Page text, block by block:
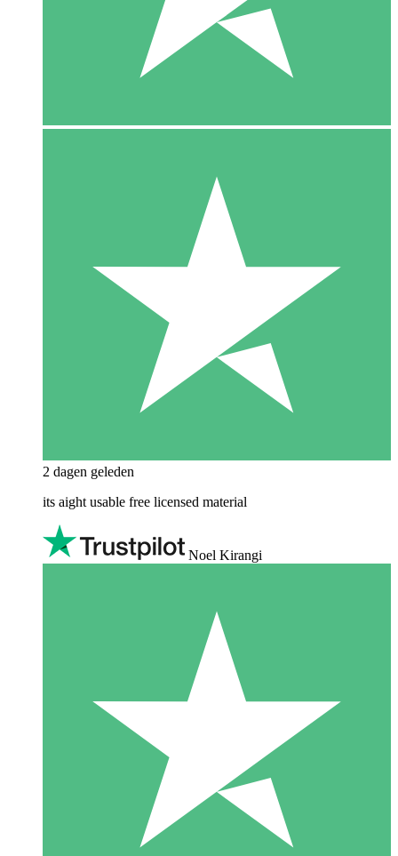
2 dagen geleden
its aight usable free licensed material
Noel Kirangi